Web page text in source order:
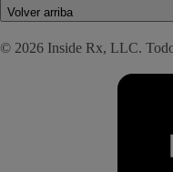
Volver arriba
© 2026 Inside Rx, LLC.